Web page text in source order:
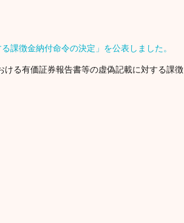
課徴金納付命令の決定」を公表しました。
ける有価証券報告書等の虚偽記載に対する課徴